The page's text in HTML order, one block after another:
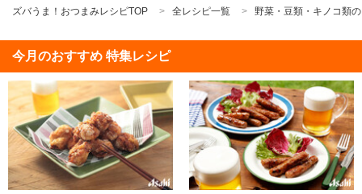
ズバうま！おつまみレシピTOP
全レシピ一覧 野菜・豆類・キノコ類
今月のおすすめ 特集レシピ